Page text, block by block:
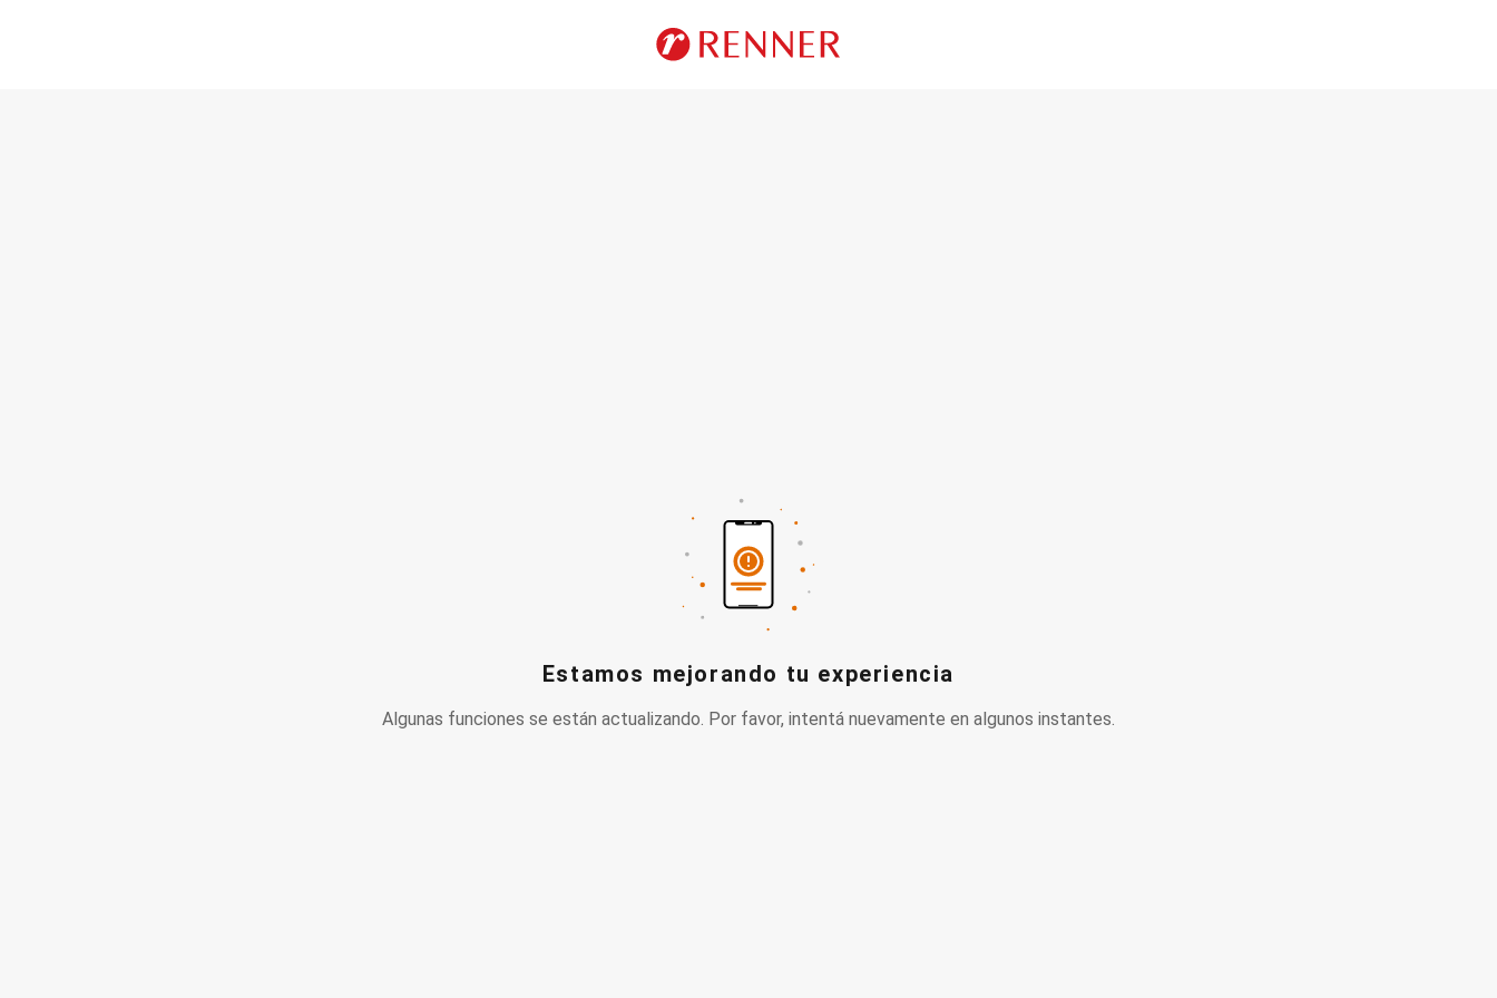
Estamos mejorando tu experiencia
Algunas funciones se están actualizando. Por favor, intentá nuevamente en algunos instantes.